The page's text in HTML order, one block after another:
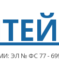
ЭЛ № ФС 77 -